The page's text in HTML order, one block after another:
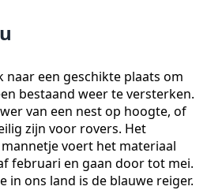
naar een geschikte plaats om
bestaand weer te versterken.
van een nest op hoogte, of
zijn voor rovers. Het
voert het materiaal
februari en gaan door tot mei.
in ons land is de blauwe reiger.